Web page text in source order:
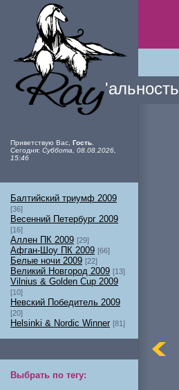
Ray'альность
Приветствую Вас Гость
Сегодня: Суббота, 08.08.2026,
15:46
Балтийский триумф 2009
[36]
Весенний Петербург 2009
[16]
Аллен ПК 2009 [29]
Афган-Шоу ПК 2009 [66]
Белые ночи 2009 [22]
Великий Новгород 2009 [13]
Vilnius & Golden Cup 2009
[10]
Невский Победитель 2009
[20]
Helsinki & Nordic Winner [81]
Выбрать по тегу: